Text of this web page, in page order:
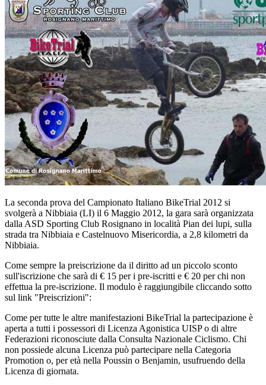
La seconda prova del Campionato Italiano BikeTrial 2012 si
svolgerà a Nibbiaia (LI) il 6 Maggio 2012, la gara sarà organizzata
dalla ASD Sporting Club Rosignano in località Pian dei lupi, sulla
strada tra Nibbiaia e Castelnuovo Misericordia, a 2,8 kilometri da
Nibbiaia.
Come sempre la preiscrizione da il diritto ad un piccolo sconto
sull'iscrizione che sarà di € 15 per i pre-iscritti e € 20 per chi non
effettua la pre-iscrizione. Il modulo è raggiungibile cliccando sotto
sul link "Preiscrizioni":
Come per tutte le altre manifestazioni BikeTrial la partecipazione è
aperta a tutti i possessori di Licenza Agonistica UISP o di altre
Federazioni riconosciute dalla Consulta Nazionale Ciclismo. Chi
non possiede alcuna Licenza può partecipare nella Categoria
Promotion o, per età nella Poussin o Benjamin, usufruendo della
Licenza di giornata.